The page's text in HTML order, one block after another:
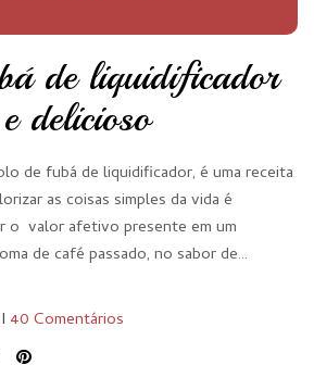
de liquidificador
delicioso
de fubá de liquidificador, é uma receita
as coisas simples da vida é
o valor afetivo presente em um
de café passado, no sabor de…
I 40 Comentários